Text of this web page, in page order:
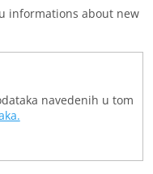
informations about new
navedenih u tom